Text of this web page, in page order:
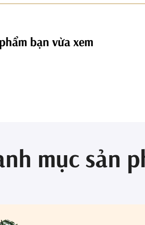
bạn vừa xem
mục sản